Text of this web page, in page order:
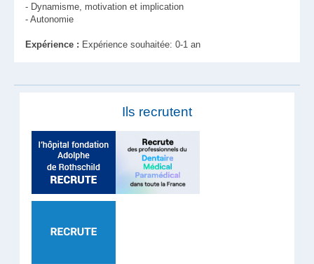
- Dynamisme, motivation et implication
- Autonomie
Expérience : Expérience souhaitée: 0-1 an
Ils recrutent